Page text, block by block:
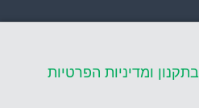
בתקנון ומדיניות הפרטיות